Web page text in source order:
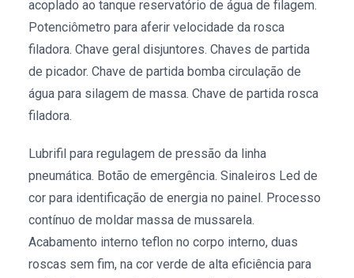
acoplado ao tanque reservatório de água de filagem.
Potenciômetro para aferir velocidade da rosca
filadora. Chave geral disjuntores. Chaves de partida
de picador. Chave de partida bomba circulação de
água para silagem de massa. Chave de partida rosca
filadora.
Lubrifil para regulagem de pressão da linha
pneumática. Botão de emergência. Sinaleiros Led de
cor para identificação de energia no painel. Processo
contínuo de moldar massa de mussarela.
Acabamento interno teflon no corpo interno, duas
roscas sem fim, na cor verde de alta eficiência para